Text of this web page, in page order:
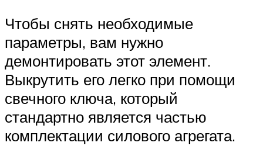
Чтобы снять необходимые
параметры, вам нужно
демонтировать этот элемент.
Выкрутить его легко при помощи
свечного ключа, который
стандартно является частью
комплектации силового агрегата.